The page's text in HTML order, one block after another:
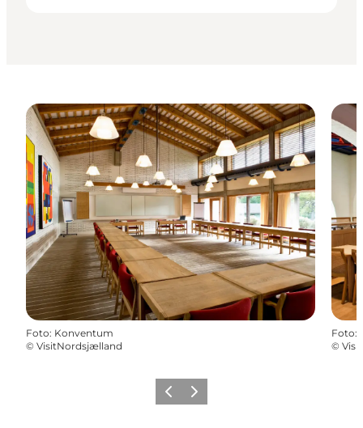
Foto: Konventum
© VisitNordsjælland
Foto:
©
ZurückWeiter